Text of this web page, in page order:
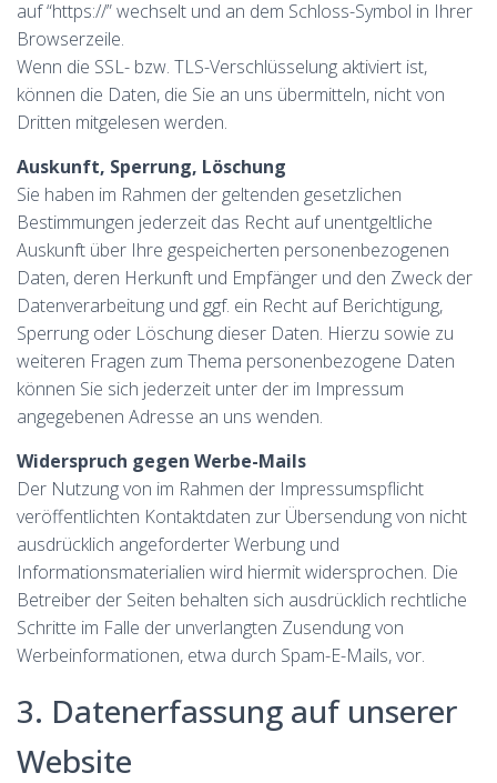
auf “https://” wechselt und an dem Schloss-Symbol in Ihrer
Browserzeile.
Wenn die SSL- bzw. TLS-Verschlüsselung aktiviert ist,
können die Daten, die Sie an uns übermitteln, nicht von
Dritten mitgelesen werden.
Auskunft, Sperrung, Löschung
Sie haben im Rahmen der geltenden gesetzlichen
Bestimmungen jederzeit das Recht auf unentgeltliche
Auskunft über Ihre gespeicherten personenbezogenen
Daten, deren Herkunft und Empfänger und den Zweck der
Datenverarbeitung und ggf. ein Recht auf Berichtigung,
Sperrung oder Löschung dieser Daten. Hierzu sowie zu
weiteren Fragen zum Thema personenbezogene Daten
können Sie sich jederzeit unter der im Impressum
angegebenen Adresse an uns wenden.
Widerspruch gegen Werbe-Mails
Der Nutzung von im Rahmen der Impressumspflicht
veröffentlichten Kontaktdaten zur Übersendung von nicht
ausdrücklich angeforderter Werbung und
Informationsmaterialien wird hiermit widersprochen. Die
Betreiber der Seiten behalten sich ausdrücklich rechtliche
Schritte im Falle der unverlangten Zusendung von
Werbeinformationen, etwa durch Spam-E-Mails, vor.
3. Datenerfassung auf unserer
Website